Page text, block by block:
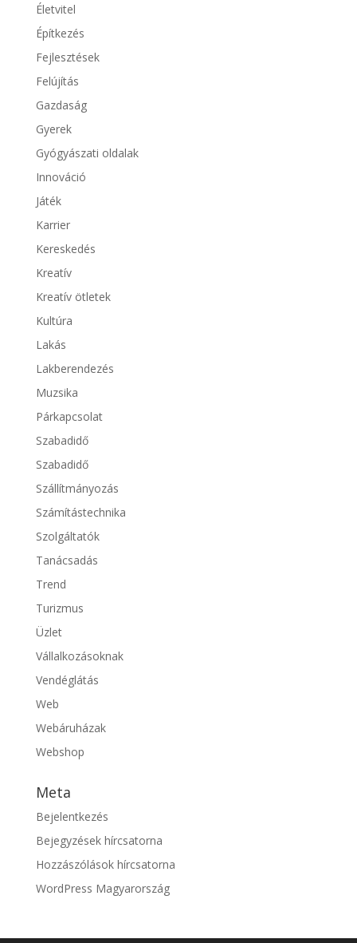
Életvitel
Építkezés
Fejlesztések
Felújítás
Gazdaság
Gyerek
Gyógyászati oldalak
Innováció
Játék
Karrier
Kereskedés
Kreatív
Kreatív ötletek
Kultúra
Lakás
Lakberendezés
Muzsika
Párkapcsolat
Szabadidő
Szabadidő
Szállítmányozás
Számítástechnika
Szolgáltatók
Tanácsadás
Trend
Turizmus
Üzlet
Vállalkozásoknak
Vendéglátás
Web
Webáruházak
Webshop
Meta
Bejelentkezés
Bejegyzések hírcsatorna
Hozzászólások hírcsatorna
WordPress Magyarország